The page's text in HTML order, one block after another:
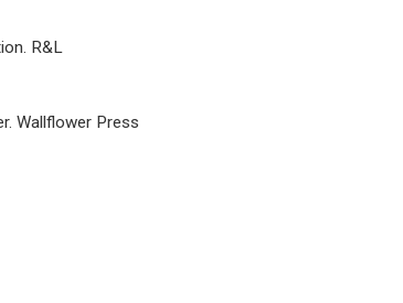
R&L
Wallflower Press